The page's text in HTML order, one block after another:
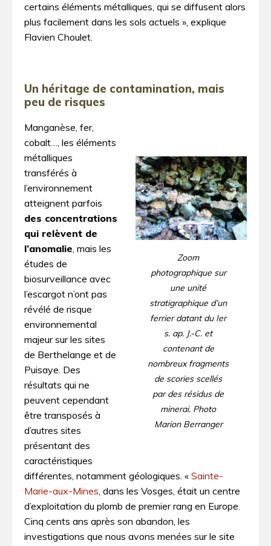
certains éléments métalliques, qui se diffusent alors
plus facilement dans les sols actuels », explique
Flavien Choulet.
Un héritage de contamination, mais
peu de risques
Zoom
photographique sur
une unité
stratigraphique d’un
ferrier datant du Ier
s. ap. J.-C. et
contenant de
nombreux fragments
de scories scellés
par des résidus de
minerai. Photo
Marion Berranger
Manganèse, fer,
cobalt…, les éléments
métalliques
transférés à
l’environnement
atteignent parfois
des concentrations
qui relèvent de
l’anomalie, mais les
études de
biosurveillance avec
l’escargot n’ont pas
révélé de risque
environnemental
majeur sur les sites
de Berthelange et de
Puisaye. Des
résultats qui ne
peuvent cependant
être transposés à
d’autres sites
présentant des
caractéristiques
différentes, notamment géologiques. « Sainte-
Marie-aux-Mines, dans les Vosges, était un centre
d’exploitation du plomb de premier rang en Europe.
Cinq cents ans après son abandon, les
investigations que nous avons menées sur le site